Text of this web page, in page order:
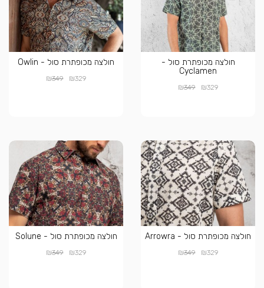
חולצה מכופתרת סול -
Cyclamen
₪329
₪349
חולצה מכופתרת סול - Owlin
₪329
₪349
חולצה מכופתרת סול - Arrowra
₪329
₪349
חולצה מכופתרת סול - Solune
₪329
₪349